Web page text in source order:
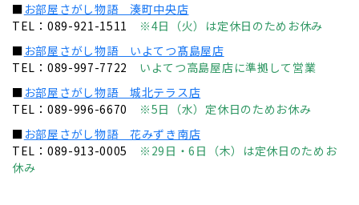
■ お部屋さがし物語 湊町中央店
TEL：089-921-1511
※4日（火）は定休日のためお休み
■ お部屋さがし物語 いよてつ髙島屋店
TEL：089-997-7722
いよてつ高島屋店に準拠して営業
■ お部屋さがし物語 城北テラス店
TEL：089-996-6670
※5日（水）定休日のためお休み
■ お部屋さがし物語 花みずき南店
TEL：089-913-0005
※29日・6日（木）は定休日のためお
休み